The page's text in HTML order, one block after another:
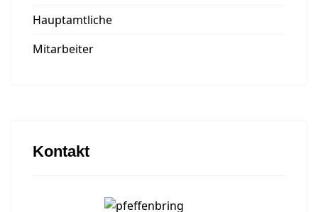
Hauptamtliche
Mitarbeiter
Kontakt